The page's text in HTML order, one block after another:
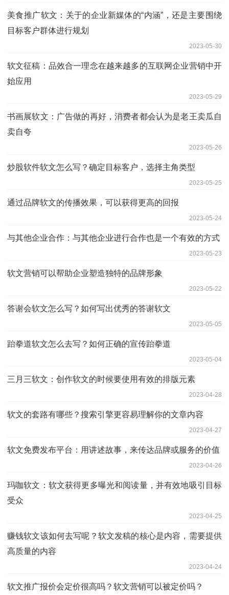
美食推广软文：关于的企业新媒体的“内涵”，还是主要围绕
目标客户群体进行规划
2023-05-30
软文征稿：品效合一理念在越来越多的互联网企业营销中开
始应用
2023-05-29
书画展软文：广告做的再好，消费者都会认为是老王卖瓜自
卖自夸
2023-05-26
炒股软件软文怎么写？确定目标客户，选择主角类型
2023-05-25
通过品牌软文的传播效果，可以获得更高的回报
2023-05-24
与其他企业合作：与其他企业进行合作也是一个有效的方式
2023-05-23
软文营销可以帮助企业塑造独特的品牌形象
2023-05-22
答谢会软文怎么写？如何写出优秀的答谢软文
2023-05-05
跆拳道软文怎么去写？如何正确的宣传跆拳道
2023-05-04
三月三软文：创作软文的时候要使用有效的排版元素
2023-04-28
软文的套路有哪些？搜索引擎更容易理解你的文章内容
2023-04-27
软文免费发布平台：用讲述故事，来传达品牌或服务的价值
2023-04-26
玛咖软文：软文获得更多曝光和阅读量，并有效地吸引目标
受众
2023-04-25
赚钱软文该如何去写呢？软文发稿的核心是内容，需要提供
高质量的内容
2023-04-24
软文推广报价会定价很高吗？软文营销可以被定价吗？